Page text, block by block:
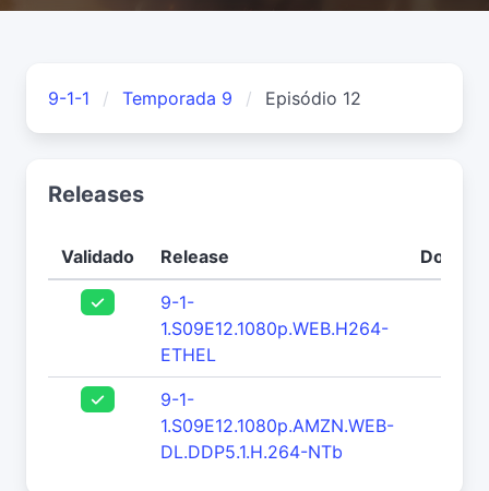
9-1-1 Temporada 9 Episódio 12
Releases
Validado Release
9-1-
1.S09E12.1080p.WEB.H264-
ETHEL
9-1-
1.S09E12.1080p.AMZN.WEB-
DL.DDP5.1.H.264-NTb